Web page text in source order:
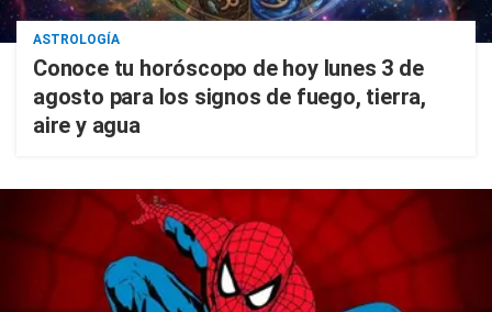
ASTROLOGÍA
Conoce tu horóscopo de hoy lunes 3 de
agosto para los signos de fuego, tierra,
aire y agua